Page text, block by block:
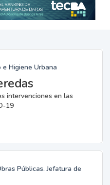
e Higiene Urbana
intervenciones en las
19
Públicas. Jefatura de